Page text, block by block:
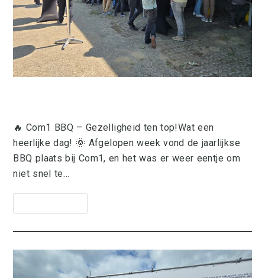
🔥 Com1 BBQ – Gezelligheid ten top!Wat een
heerlijke dag! 🌞 Afgelopen week vond de jaarlijkse
BBQ plaats bij Com1, en het was er weer eentje om
niet snel te…